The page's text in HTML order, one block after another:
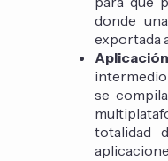
donde
exportada
se
totalidad